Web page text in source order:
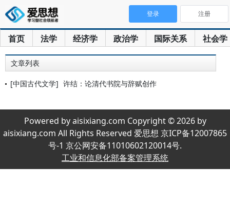
首页 法学 经济学 政治学 国际关系 社会学
登录 注册
文章列表
[中国古代文学] 许结：论清代书院与辞赋创作
Powered by aisixiang.com Copyright © 2026 by
aisixiang.com All Rights Reserved 爱思想 京ICP备12007865
号-1 京公网安备11010602120014号.
工业和信息化部备案管理系统